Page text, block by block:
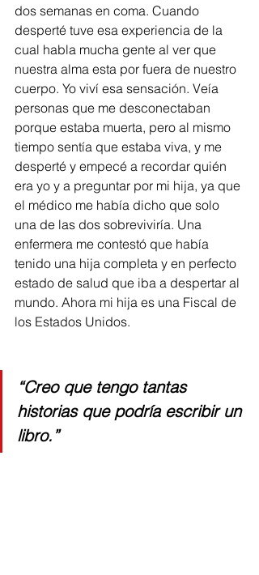
dos semanas en coma. Cuando
desperté tuve esa experiencia de la
cual habla mucha gente al ver que
nuestra alma esta por fuera de nuestro
cuerpo. Yo viví esa sensación. Veía
personas que me desconectaban
porque estaba muerta, pero al mismo
tiempo sentía que estaba viva, y me
desperté y empecé a recordar quién
era yo y a preguntar por mi hija, ya que
el médico me había dicho que solo
una de las dos sobreviviría. Una
enfermera me contestó que había
tenido una hija completa y en perfecto
estado de salud que iba a despertar al
mundo. Ahora mi hija es una Fiscal de
los Estados Unidos.
“Creo que tengo tantas
historias que podría escribir un
libro. ”